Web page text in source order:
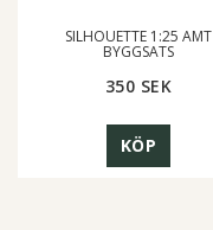
SILHOUETTE 1:25 AMT
BYGGSATS
350 SEK
KÖP